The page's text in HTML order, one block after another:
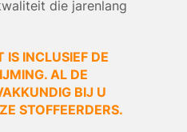
die jarenlang
IS INCLUSIEF DE
AL DE
BIJ U
STOFFEERDERS.